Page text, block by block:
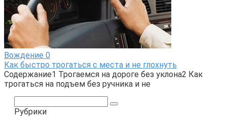
Вождение 0
Как быстро трогаться с места и не глохнуть
Содержание1 Трогаемся на дороге без уклона2 Как
трогаться на подъем без ручника и не
Рубрики